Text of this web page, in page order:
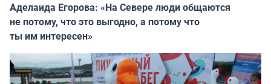
Аделаида Егорова: «На Севере люди общаются
не потому, что это выгодно, а потому что
ты им интересен»